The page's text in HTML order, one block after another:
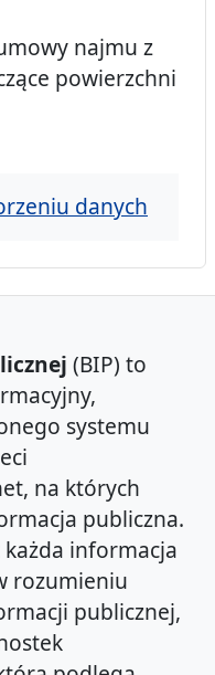
najmu z
powierzchni
danych
(BIP) to
systemu
na których
publiczna.
informacja
rozumieniu
publicznej,